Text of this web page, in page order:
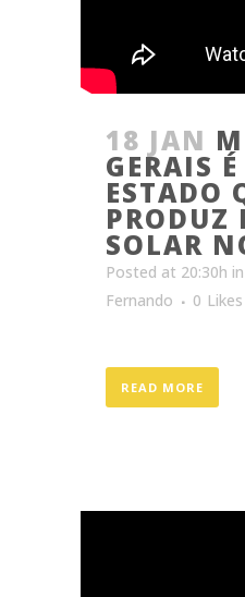
18 JAN
GERAIS É
ESTADO
PRODUZ
SOLAR
Posted at 20:30h in
Fernando
0 Likes
READ MORE